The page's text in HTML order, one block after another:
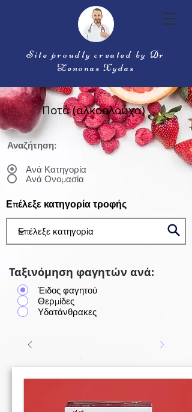
Site proudly created by Dr
Zenonas Xydas
Ποτά (αλκοολούχα)
Αναζήτηση:
Ανά Κατηγορία
Ανά Ονομασία
Επέλεξε κατηγορία τροφής
Ταξινόμηση φαγητών ανά:
Έιδος φαγητού
Θερμίδες
Υδατάνθρακες